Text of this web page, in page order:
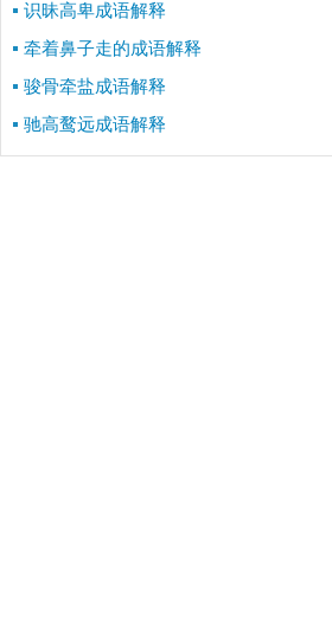
识昧高卑成语解释
牵着鼻子走的成语解释
骏骨牵盐成语解释
驰高鹜远成语解释